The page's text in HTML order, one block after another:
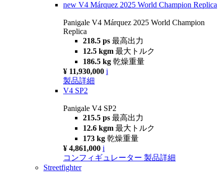
new V4 Márquez 2025 World Champion Replica
Panigale V4 Márquez 2025 World Champion
Replica
218.5 ps 最高出力
12.5 kgm 最大トルク
186.5 kg 乾燥重量
¥ 11,930,000 i
製品詳細
V4 SP2
Panigale V4 SP2
215.5 ps 最高出力
12.6 kgm 最大トルク
173 kg 乾燥重量
¥ 4,861,000 i
コンフィギュレーター 製品詳細
Streetfighter